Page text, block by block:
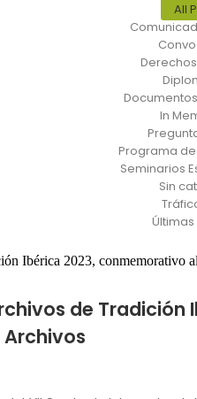
All
In
Programa
Seminarios
Sin
de